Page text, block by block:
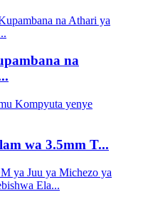
na
wa 3.5mm T...